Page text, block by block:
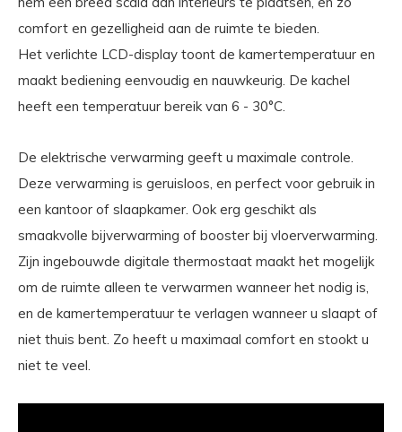
comfort en gezelligheid aan de ruimte te bieden.
Het verlichte LCD-display toont de kamertemperatuur en
maakt bediening eenvoudig en nauwkeurig. De kachel
heeft een temperatuur bereik van 6 - 30°C.
De elektrische verwarming geeft u maximale controle.
Deze verwarming is geruisloos, en perfect voor gebruik in
een kantoor of slaapkamer. Ook erg geschikt als
smaakvolle bijverwarming of booster bij vloerverwarming.
Zijn ingebouwde digitale thermostaat maakt het mogelijk
om de ruimte alleen te verwarmen wanneer het nodig is,
en de kamertemperatuur te verlagen wanneer u slaapt of
niet thuis bent. Zo heeft u maximaal comfort en stookt u
niet te veel.